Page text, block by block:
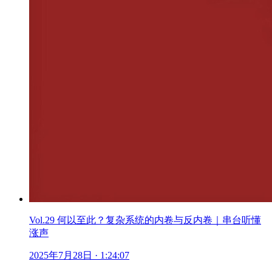
Vol.29 何以至此？复杂系统的内卷与反内卷｜串台听懂
涨声
2025年7月28日 · 1:24:07